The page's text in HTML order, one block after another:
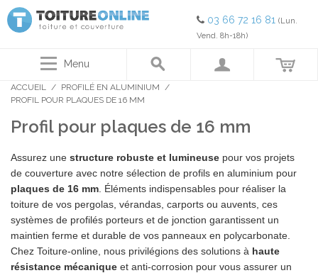
03 66 72 16 81 (Lun.
Vend. 8h-18h)
Menu
ACCUEIL / PROFILÉ EN ALUMINIUM /
PROFIL POUR PLAQUES DE 16 MM
Profil pour plaques de 16 mm
Assurez une structure robuste et lumineuse pour vos projets
de couverture avec notre sélection de profils en aluminium pour
plaques de 16 mm . Éléments indispensables pour réaliser la
toiture de vos pergolas, vérandas, carports ou auvents, ces
systèmes de profilés porteurs et de jonction garantissent un
maintien ferme et durable de vos panneaux en polycarbonate.
Chez Toiture-online, nous privilégions des solutions à haute
résistance mécanique et anti-corrosion pour vous assurer un